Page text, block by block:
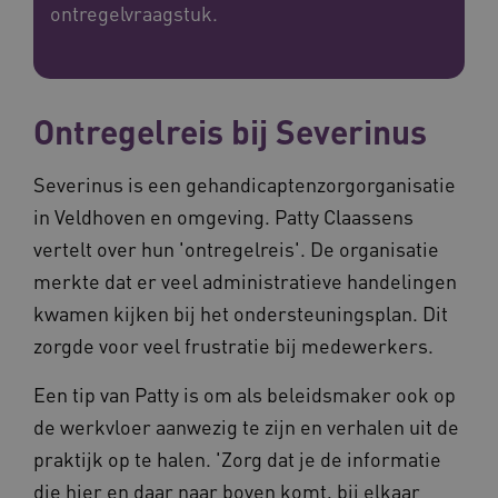
ontregelvraagstuk.
Ontregelreis bij Severinus
Severinus is een gehandicaptenzorgorganisatie
in Veldhoven en omgeving. Patty Claassens
vertelt over hun 'ontregelreis'. De organisatie
merkte dat er veel administratieve handelingen
kwamen kijken bij het ondersteuningsplan. Dit
zorgde voor veel frustratie bij medewerkers.
Een tip van Patty is om als beleidsmaker ook op
de werkvloer aanwezig te zijn en verhalen uit de
praktijk op te halen. 'Zorg dat je de informatie
die hier en daar naar boven komt, bij elkaar